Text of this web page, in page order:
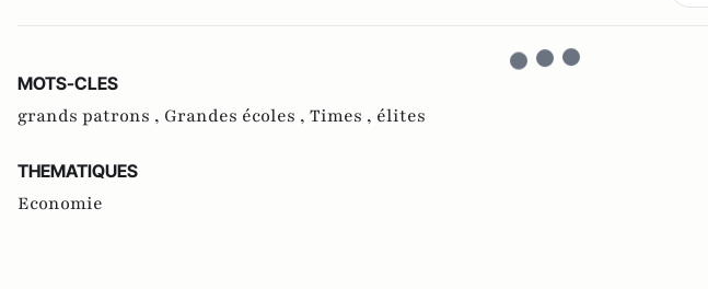
MOTS-CLES
grands patrons , Grandes écoles , Times , élites
THEMATIQUES
Economie